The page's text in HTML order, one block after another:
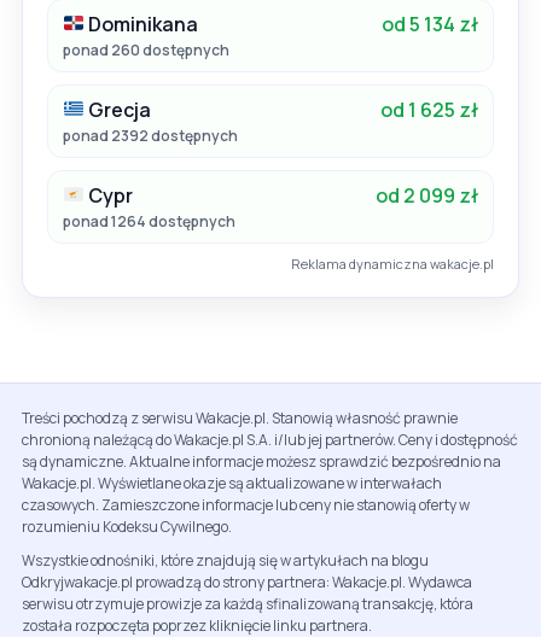
Dominikana od 5 134 zł
ponad 260 dostępnych
Grecja od 1 625 zł
ponad 2392 dostępnych
Cypr od 2 099 zł
ponad 1264 dostępnych
Reklama dynamiczna wakacje.pl
Treści pochodzą z serwisu Wakacje.pl. Stanowią własność prawnie
chronioną należącą do Wakacje.pl S.A. i/lub jej partnerów. Ceny i dostępność
są dynamiczne. Aktualne informacje możesz sprawdzić bezpośrednio na
Wakacje.pl. Wyświetlane okazje są aktualizowane w interwałach
czasowych. Zamieszczone informacje lub ceny nie stanowią oferty w
rozumieniu Kodeksu Cywilnego.
Wszystkie odnośniki, które znajdują się w artykułach na blogu
Odkryjwakacje.pl prowadzą do strony partnera: Wakacje.pl. Wydawca
serwisu otrzymuje prowizje za każdą sfinalizowaną transakcję, która
została rozpoczęta poprzez kliknięcie linku partnera.